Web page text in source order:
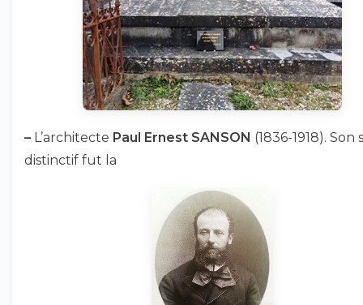
– L’architecte Paul Ernest SANSON (1836-1918). Son
distinctif fut la